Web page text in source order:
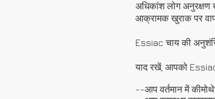
अधिकांश लोग अनुरक्षण
आक्रामक खुराक पर
Essiac चाय की
याद रखें, आपको
--आप वर्तमान में